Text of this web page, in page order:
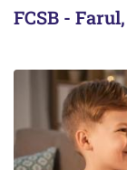
FCSB -